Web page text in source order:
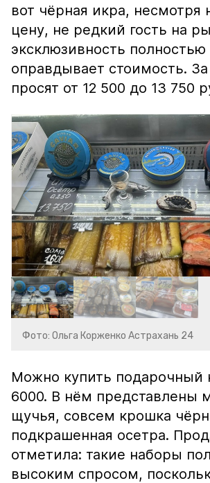
вот чёрная икра, несмотря
цену, не редкий гость на
эксклюзивность полностью
оправдывает стоимость.
просят от 12 500 до 13 750
Фото: Ольга Корженко Астрахань 24
Можно купить подарочный
6000. В нём представлены
щучья, совсем крошка
подкрашенная осетра.
отметила: такие наборы
высоким спросом,